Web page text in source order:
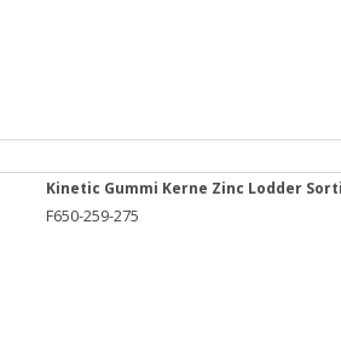
Kinetic Gummi Kerne Zinc Lodder
F650-259-275